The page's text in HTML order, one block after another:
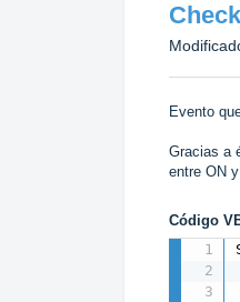
Evento
Gracias a
entre ON
Código